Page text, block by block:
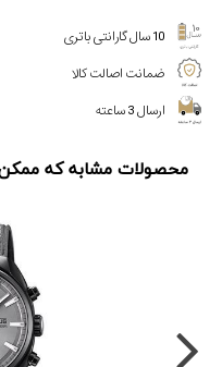
10 سال گارانتی باتری
ضمانت اصالت کالا
ارسال 3 ساعته
محصولات مشابه که